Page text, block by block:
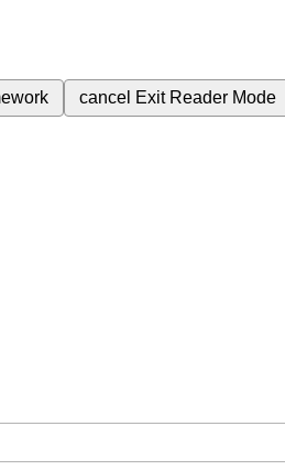
cancel Exit Reader Mode